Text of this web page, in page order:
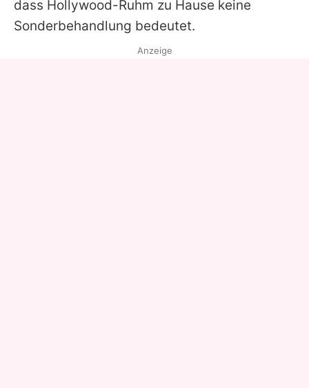
dass Hollywood-Ruhm zu Hause keine
Sonderbehandlung bedeutet.
Anzeige